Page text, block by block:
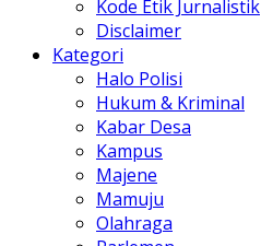
Kode Etik Jurnalistik
Disclaimer
Kategori
Halo Polisi
Hukum & Kriminal
Kabar Desa
Kampus
Majene
Mamuju
Olahraga